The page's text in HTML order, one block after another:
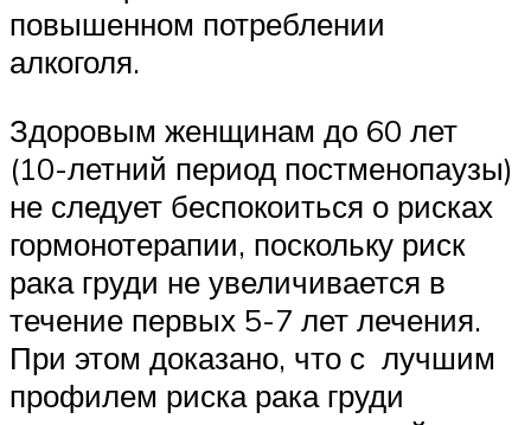
повышенном потреблении
алкоголя.
Здоровым женщинам до 60 лет
(10-летний период постменопаузы)
не следует беспокоиться о рисках
гормонотерапии, поскольку риск
рака груди не увеличивается в
течение первых 5-7 лет лечения.
При этом доказано, что с лучшим
профилем риска рака груди